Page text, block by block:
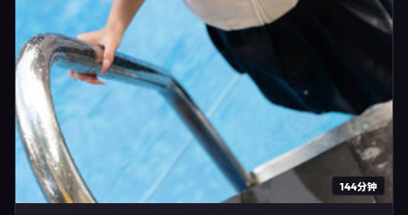
144分钟